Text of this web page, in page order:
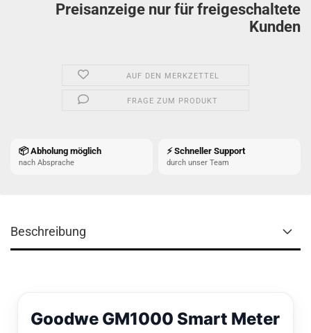
Preisanzeige nur für freigeschaltete
Kunden
AUF DEN MERKZETTEL
FRAGE ZUM PRODUKT
📦 Abholung möglich
nach Absprache
⚡ Schneller Support
durch unser Team
Beschreibung
Goodwe GM1000 Smart Meter